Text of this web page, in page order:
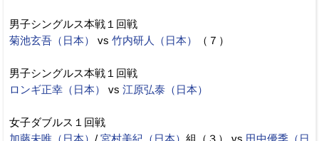
男子シングルス本戦１回戦
菊池玄吾（日本）
vs 竹内研人（日本） （７）
男子シングルス本戦１回戦
ロンギ正幸（日本）
vs 江原弘泰（日本）
女子ダブルス１回戦